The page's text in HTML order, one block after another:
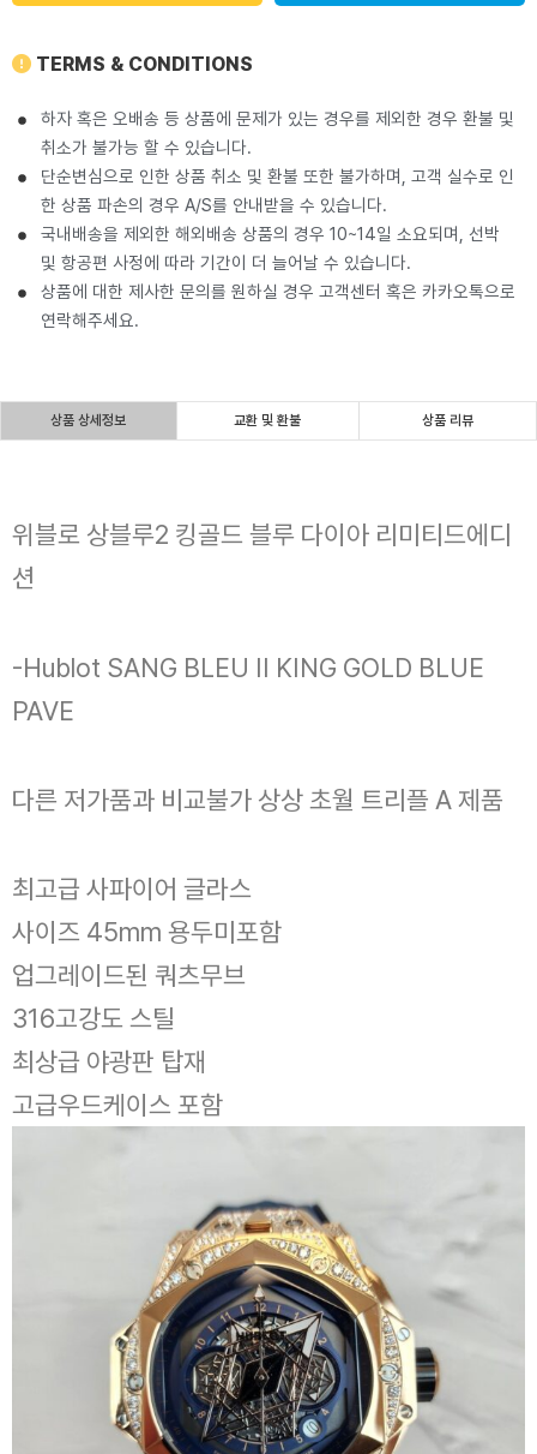
TERMS & CONDITIONS
하자 혹은 오배송 등 상품에 문제가 있는 경우를 제외한 경우 환불 및
취소가 불가능 할 수 있습니다.
단순변심으로 인한 상품 취소 및 환불 또한 불가하며, 고객 실수로 인
한 상품 파손의 경우 A/S를 안내받을 수 있습니다.
국내배송을 제외한 해외배송 상품의 경우 10~14일 소요되며, 선박
및 항공편 사정에 따라 기간이 더 늘어날 수 있습니다.
상품에 대한 제사한 문의를 원하실 경우 고객센터 혹은 카카오톡으로
연락해주세요.
상품 상세정보 교환 및 환불 상품 리뷰
위블로 상블루2 킹골드 블루 다이아 리미티드에디
션
-Hublot SANG BLEU II KING GOLD BLUE
PAVE
다른 저가품과 비교불가 상상 초월 트리플 A 제품
최고급 사파이어 글라스
사이즈 45mm 용두미포함
업그레이드된 쿼츠무브
316고강도 스틸
최상급 야광판 탑재
고급우드케이스 포함